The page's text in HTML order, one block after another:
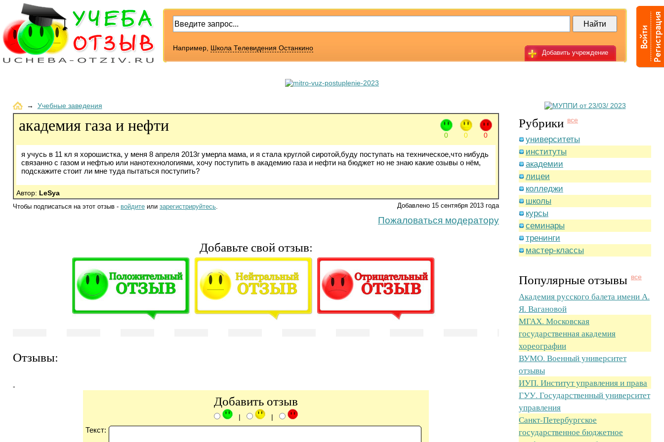
Добавить учреждение
Например, Школа Телевидения Останкино
→ Учебные заведения
0 0 0
академия газа и нефти
я учусь в 11 кл я хорошистка, у меня 8 апреля 2013г умерла мама, и я стала круглой сиротой,буду поступать на техническое,что нибудь
связанно с газом и нефтью или нанотехнологиями, хочу поступить в академию газа и нефти на бюджет но не знаю какие озывы о нём,
подскажите стоит ли мне туда пытаться поступить?
Автор: LeSya
Добавлено 15 сентября 2013 года
Пожаловаться модератору
Чтобы подписаться на этот отзыв - войдите или зарегистрируйтесь.
Добавьте свой отзыв:
Отзывы:
-
Добавить отзыв
| |
Текст:
Рубрики все
университеты
институты
академии
лицеи
колледжи
школы
курсы
семинары
тренинги
мастер-классы
Популярные отзывы все
Академия русского балета имени А.
Я. Вагановой
МГАХ. Московская
государственная академия
хореографии
ВУМО. Военный университет
отзывы
ИУП. Институт управления и права
ГУУ. Государственный университет
управления
Санкт-Петербургское
государственное бюджетное